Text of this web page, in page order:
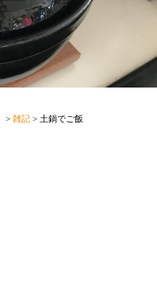
>雑記 > 土鍋でご飯